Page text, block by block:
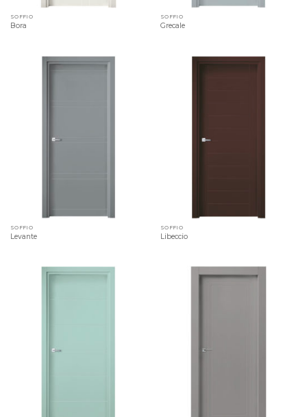
SOFFIO
Bora
SOFFIO
Grecale
SOFFIO
Levante
SOFFIO
Libeccio